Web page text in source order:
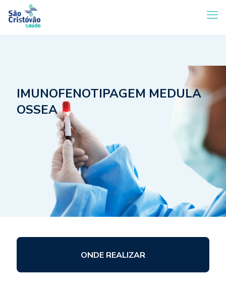
IMUNOFENOTIPAGEM MEDULA
OSSEA
ONDE REALIZAR